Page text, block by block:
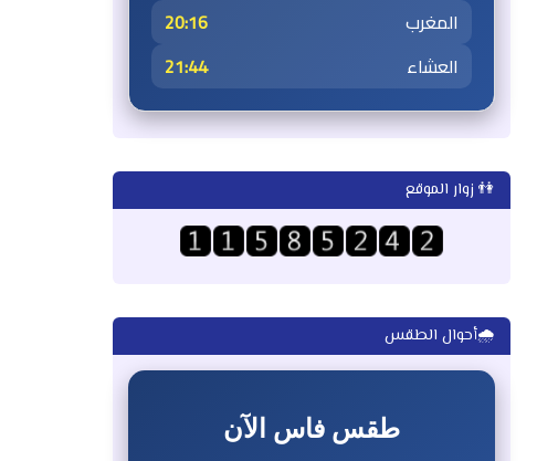
المغرب
20:16
العشاء
21:44
👫 زوار الموقع
🌧️أحوال الطقس
طقس فاس الآن